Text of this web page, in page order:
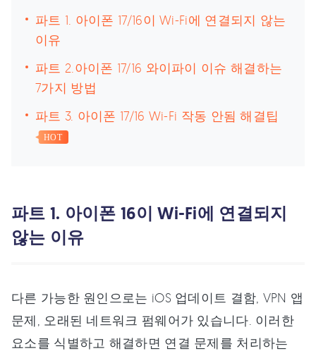
파트 1. 아이폰 17/16이 Wi-Fi에 연결되지 않는
이유
파트 2.아이폰 17/16 와이파이 이슈 해결하는
7가지 방법
파트 3. 아이폰 17/16 Wi-Fi 작동 안됨 해결팁
HOT
파트 1. 아이폰 16이 Wi-Fi에 연결되지
않는 이유
다른 가능한 원인으로는 iOS 업데이트 결함, VPN 앱
문제, 오래된 네트워크 펌웨어가 있습니다. 이러한
요소를 식별하고 해결하면 연결 문제를 처리하는